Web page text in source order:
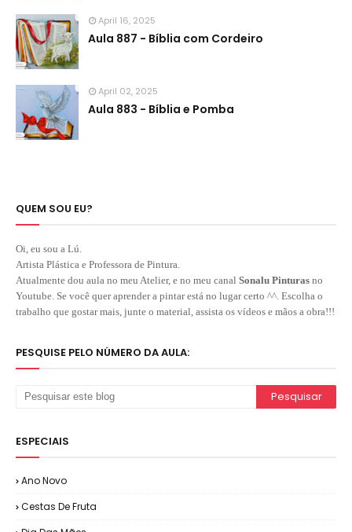
April 16, 2025
Aula 887 - Bíblia com Cordeiro
April 02, 2025
Aula 883 - Bíblia e Pomba
QUEM SOU EU?
Oi, eu sou a Lú.
Artista Plástica e Professora de Pintura.
Atualmente dou aula no meu Atelier, e no meu canal Sonalu Pinturas no
Youtube. Se você quer aprender a pintar está no lugar certo ^^. Escolha o
trabalho que gostar mais, junte o material, assista os vídeos e mãos a obra!!!
PESQUISE PELO NÚMERO DA AULA:
ESPECIAIS
Ano Novo
Cestas De Fruta